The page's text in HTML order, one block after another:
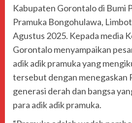
Kabupaten Gorontalo di Bumi
Pramuka Bongohulawa,
Agustus 2025. Kepada media
Gorontalo menyampaikan
adik adik pramuka yang
tersebut dengan menegaskan
generasi derah dan bangsa
para adik adik pramuka.